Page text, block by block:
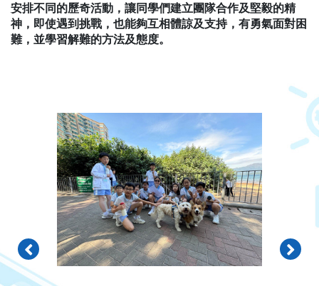
安排不同的歷奇活動，讓同學們建立團隊合作及堅毅的精
神，即使遇到挑戰，也能夠互相體諒及支持，有勇氣面對困
難，並學習解難的方法及態度。